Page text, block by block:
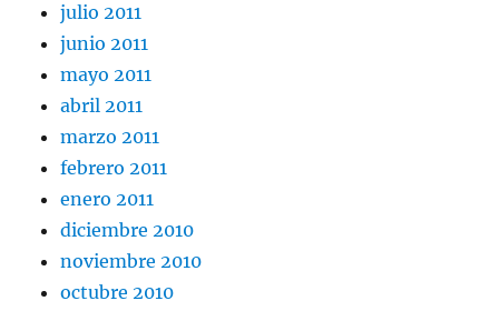
julio 2011
junio 2011
mayo 2011
abril 2011
marzo 2011
febrero 2011
enero 2011
diciembre 2010
noviembre 2010
octubre 2010